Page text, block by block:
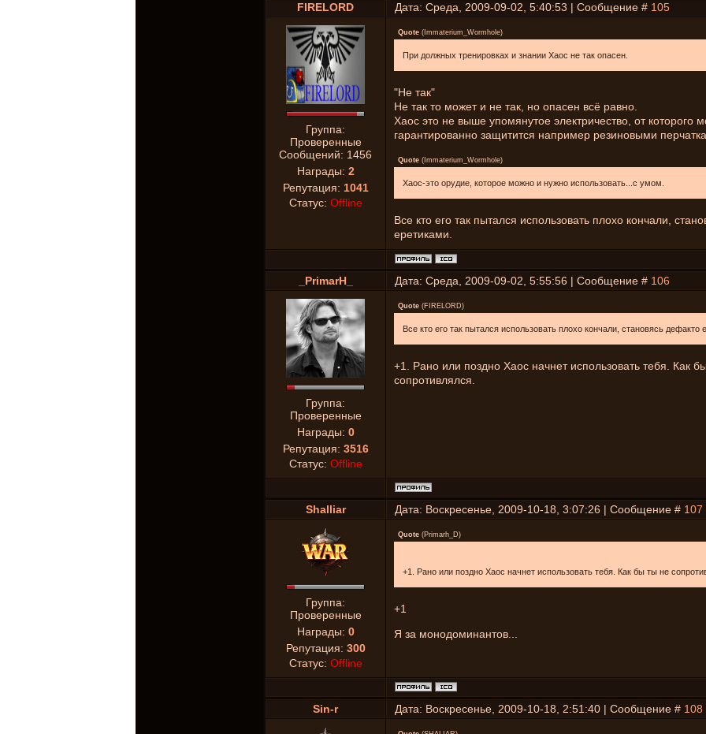
FIRELORD Дата: Среда, 2009-09-02, 5:40:53 | Сообщение # 105
Группа:
Проверенные
Сообщений: 1456
Награды: 2
Репутация: 1041
Статус: Offline
Quote ( Immaterium_Wormhole)
При должных тренировках и знании Хаос не так опасен.
"Не так"
Не так то может и не так, но опасен всё равно.
Хаос это не выше упомянутое электричество, от которого
гарантированно защитится например резиновыми
Quote ( Immaterium_Wormhole)
Хаос-это орудие, которое можно и нужно использовать...с умом.
Все кто его так пытался использовать плохо кончали,
еретиками.
_PrimarH_ Дата: Среда, 2009-09-02, 5:55:56 | Сообщение # 106
Группа:
Проверенные
Награды: 0
Репутация: 3516
Статус: Offline
Quote (FIRELORD)
Все кто его так пытался использовать плохо кончали, становясь дефакто
+1. Рано или поздно Хаос начнет использовать тебя. Как
сопротивлялся.
Shalliar Дата: Воскресенье, 2009-10-18, 3:07:26 | Сообщение # 107
Группа:
Проверенные
Награды: 0
Репутация: 300
Статус: Offline
Quote (Primarh_D)
+1. Рано или поздно Хаос начнет использовать тебя. Как бы ты не
+1
Я за монодоминантов...
Sin-r Дата: Воскресенье, 2009-10-18, 2:51:40 | Сообщение # 108